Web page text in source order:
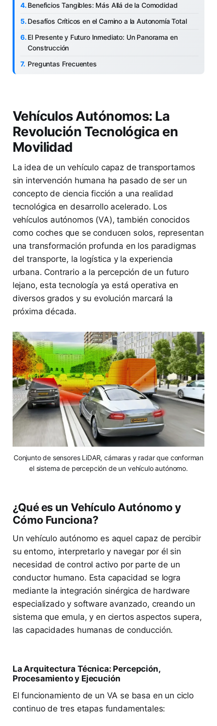
Beneficios Tangibles: Más Allá de la Comodidad
Desafíos Críticos en el Camino a la Autonomía Total
El Presente y Futuro Inmediato: Un Panorama en
Construcción
Preguntas Frecuentes
Vehículos Autónomos: La
Revolución Tecnológica en
Movilidad
La idea de un vehículo capaz de transportarnos
sin intervención humana ha pasado de ser un
concepto de ciencia ficción a una realidad
tecnológica en desarrollo acelerado. Los
vehículos autónomos (VA), también conocidos
como coches que se conducen solos, representan
una transformación profunda en los paradigmas
del transporte, la logística y la experiencia
urbana. Contrario a la percepción de un futuro
lejano, esta tecnología ya está operativa en
diversos grados y su evolución marcará la
próxima década.
Conjunto de sensores LiDAR, cámaras y radar que conforman
el sistema de percepción de un vehículo autónomo.
¿Qué es un Vehículo Autónomo y
Cómo Funciona?
Un vehículo autónomo es aquel capaz de percibir
su entorno, interpretarlo y navegar por él sin
necesidad de control activo por parte de un
conductor humano. Esta capacidad se logra
mediante la integración sinérgica de hardware
especializado y software avanzado, creando un
sistema que emula, y en ciertos aspectos supera,
las capacidades humanas de conducción.
La Arquitectura Técnica: Percepción,
Procesamiento y Ejecución
El funcionamiento de un VA se basa en un ciclo
continuo de tres etapas fundamentales: